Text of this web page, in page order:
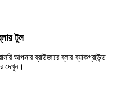
টুল
আপনার ব্রাউজারে ব্লার ব্যাকগ্রাউন্ড
দেখুন।